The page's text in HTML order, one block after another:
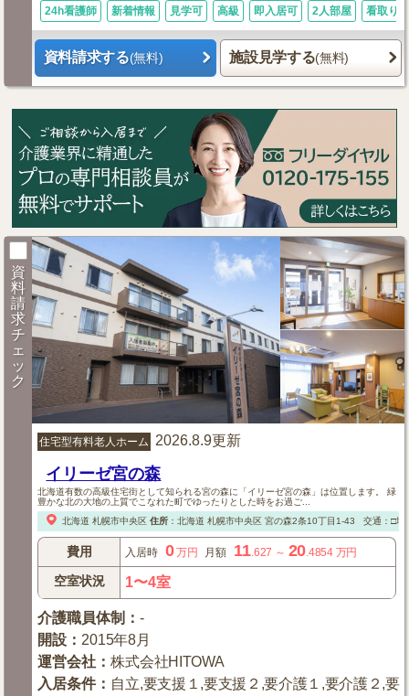
24h看護師 新着情報 見学可 高級 即入居可 2人部屋 看取り可
資料請求する(無料) 施設見学する(無料)
資
料
請
求
チ
ェ
ッ
ク
住宅型有料老人ホーム 2026.8.9更新
イリーゼ宮の森
北海道有数の高級住宅街として知られる宮の森に「イリーゼ宮の森」は位置します。 緑
豊かな北の大地の上質でこなれた町でゆったりとした時をお過ご...
北海道 札幌市中央区 住所： 北海道 札幌市中央区宮の森2条10丁目1-43 交通：□地
費用 入居時 0万円 月額 11 .627 ～ 20 .4854 万円
空室状況 1〜4室
介護職員体制 ：-
開設 ： 2015年8月
運営会社 ：株式会社HITOWA
入居条件： 自立,要支援１,要支援２,要介護１,要介護２,要